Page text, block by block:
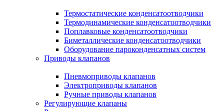
Термостатические конденсатоотводчики
Термодинамические конденсатоотводчики
Поплавковые конденсатоотводчики
Биметаллические конденсатоотводчики
Оборудование пароконденсатных систем
Приводы клапанов
Пневмоприводы клапанов
Электроприводы клапанов
Ручные приводы клапанов
Регулирующие клапаны